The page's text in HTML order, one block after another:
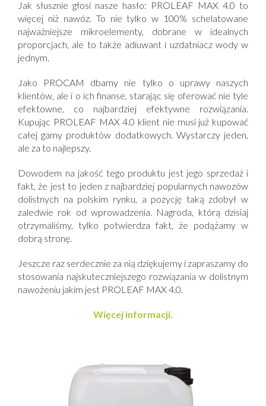
Jak słusznie głosi nasze hasło: PROLEAF MAX 4.0 to
więcej niż nawóz. To nie tylko w 100% schelatowane
najważniejsze mikroelementy, dobrane w idealnych
proporcjach, ale to także adiuwant i uzdatniacz wody w
jednym.
Jako PROCAM dbamy nie tylko o uprawy naszych
klientów, ale i o ich finanse, starając się oferować nie tyle
efektowne, co najbardziej efektywne rozwiązania.
Kupując PROLEAF MAX 4.0 klient nie musi już kupować
całej gamy produktów dodatkowych. Wystarczy jeden,
ale za to najlepszy.
Dowodem na jakość tego produktu jest jego sprzedaż i
fakt, że jest to jeden z najbardziej popularnych nawozów
dolistnych na polskim rynku, a pozycję taką zdobył w
zaledwie rok od wprowadzenia. Nagroda, którą dzisiaj
otrzymaliśmy, tylko potwierdza fakt, że podążamy w
dobrą stronę.
Jeszcze raz serdecznie za nią dziękujemy i zapraszamy do
stosowania najskuteczniejszego rozwiązania w dolistnym
nawożeniu jakim jest PROLEAF MAX 4.0.
Więcej informacji.